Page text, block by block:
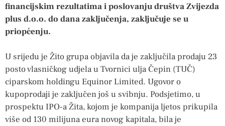
financijskim rezultatima i poslovanju društva Zvijezda
plus d.o.o. do dana zaključenja, zaključuje se u
priopćenju.
U srijedu je Žito grupa objavila da je zaključila prodaju 23
posto vlasničkog udjela u Tvornici ulja Čepin (TUČ)
ciparskom holdingu Equinor Limited. Ugovor o
kupoprodaji je zaključen još u svibnju. Podsjetimo, u
prospektu IPO-a Žita, kojom je kompanija ljetos prikupila
više od 130 milijuna eura novog kapitala, bila je